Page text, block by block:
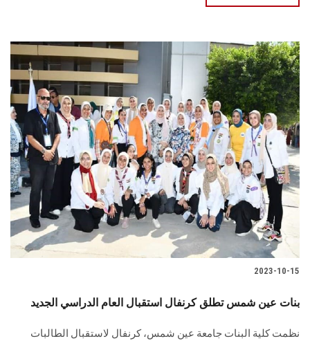
2023-10-15
بنات عين شمس تطلق كرنفال استقبال العام الدراسي الجديد
نظمت كلية البنات جامعة عين شمس، كرنفال لاستقبال الطالبات